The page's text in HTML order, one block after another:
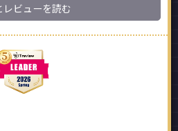
レビューを読む